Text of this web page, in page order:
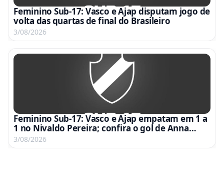
Feminino Sub-17: Vasco e Ajap disputam jogo de
volta das quartas de final do Brasileiro
3/08/2026
Feminino Sub-17: Vasco e Ajap empatam em 1 a
1 no Nivaldo Pereira; confira o gol de Anna
Gabriela
3/08/2026